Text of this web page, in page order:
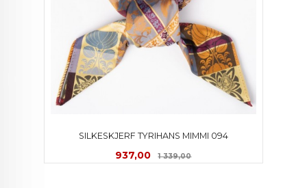
SILKESKJERF TYRIHANS MIMMI 094
Tilbud
937,00 1 339,00Rabatt